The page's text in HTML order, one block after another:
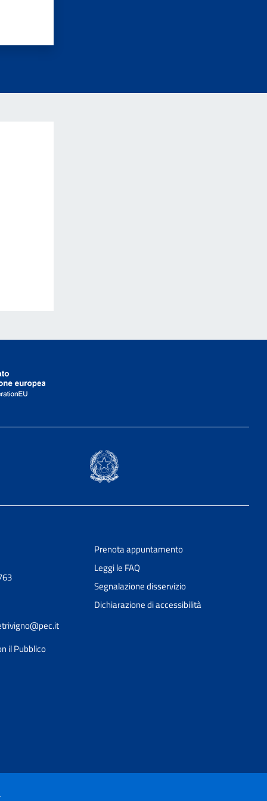
il Pubblico
Prenota appuntamento
Leggi le FAQ
Segnalazione disservizio
Dichiarazione di accessibilità